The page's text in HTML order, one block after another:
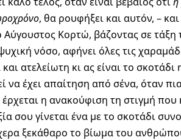
, θα ρουφήξει και αυτόν, –
Αύγουστος Κορτώ, βάζοντας σε
νόσο, αφήνει όλες τις
ατελείωτη κι ας είναι το
να έχει απαίτηση από σένα, όταν
η ανακούφιση τη στιγμή που
σου γίνεται ένα με το σκοτάδι
ξεκάθαρο το βίωμα του